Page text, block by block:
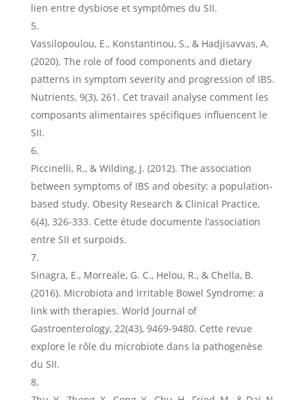
lien entre dysbiose et symptômes du SII.
Vassilopoulou, E., Konstantinou, S., & Hadjisavvas, A.
(2020). The role of food components and dietary
patterns in symptom severity and progression of IBS.
Nutrients, 9(3), 261. Cet travail analyse comment les
composants alimentaires spécifiques influencent le
SII.
Piccinelli, R., & Wilding, J. (2012). The association
between symptoms of IBS and obesity: a population-
based study. Obesity Research & Clinical Practice,
6(4), 326-333. Cette étude documente l’association
entre SII et surpoids.
Sinagra, E., Morreale, G. C., Helou, R., & Chella, B.
(2016). Microbiota and Irritable Bowel Syndrome: a
link with therapies. World Journal of
Gastroenterology, 22(43), 9469-9480. Cette revue
explore le rôle du microbiote dans la pathogenèse
du SII.